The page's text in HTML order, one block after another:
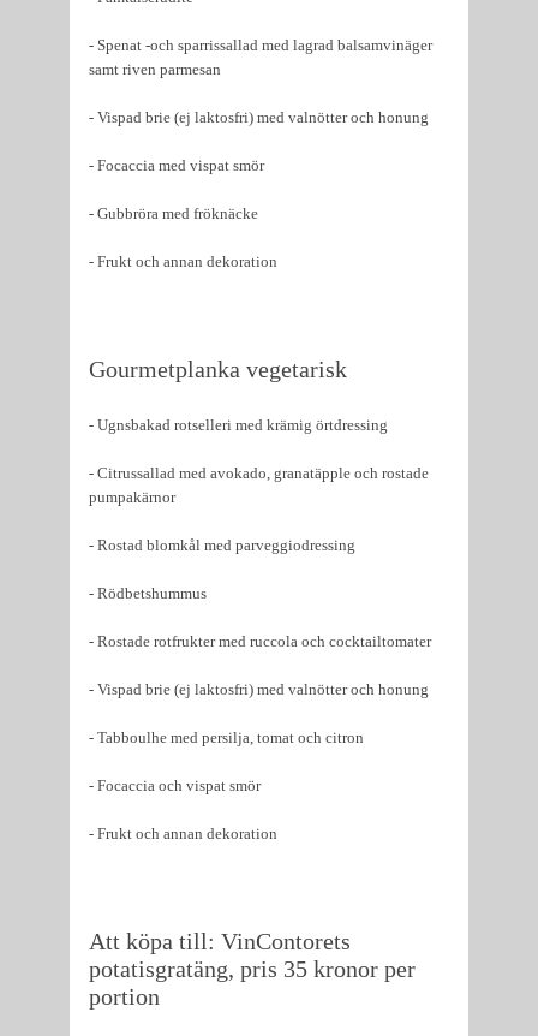
- Spenat -och sparrissallad med lagrad balsamvinäger
samt riven parmesan
- Vispad brie (ej laktosfri) med valnötter och honung
- Focaccia med vispat smör
- Gubbröra med fröknäcke
- Frukt och annan dekoration
Gourmetplanka vegetarisk
- Ugnsbakad rotselleri med krämig örtdressing
- Citrussallad med avokado, granatäpple och rostade
pumpakärnor
- Rostad blomkål med parveggiodressing
- Rödbetshummus
- Rostade rotfrukter med ruccola och cocktailtomater
- Vispad brie (ej laktosfri) med valnötter och honung
- Tabboulhe med persilja, tomat och citron
- Focaccia och vispat smör
- Frukt och annan dekoration
Att köpa till: VinContorets
potatisgratäng, pris 35 kronor per
portion